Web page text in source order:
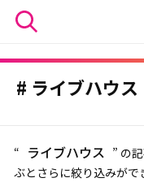
ライブハウス
“ ライブハウス ” の
ぶとさらに絞り込みがで